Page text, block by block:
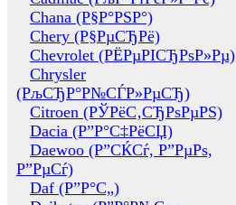
Chana (Р§Р°РЅР°)
Chery (Р§РµСЂРё)
Chevrolet (РЁРµРІСЂРѕР»Рµ)
Chrysler
(РљСЂР°Р№СЃР»РµСЂ)
Citroen (РЎРёС‚СЂРѕРµРЅ)
Dacia (Р”Р°С‡РёСЏ)
Daewoo (Р”СЌСѓ, Р”РµРѕ,
Р”РµСѓ)
Daf (Р”Р°С„)